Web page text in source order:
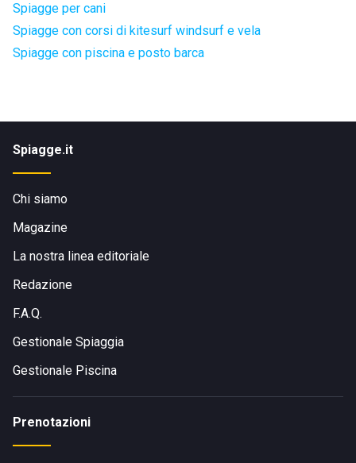
Spiagge per cani
Spiagge con corsi di kitesurf windsurf e vela
Spiagge con piscina e posto barca
Spiagge.it
Chi siamo
Magazine
La nostra linea editoriale
Redazione
F.A.Q.
Gestionale Spiaggia
Gestionale Piscina
Prenotazioni